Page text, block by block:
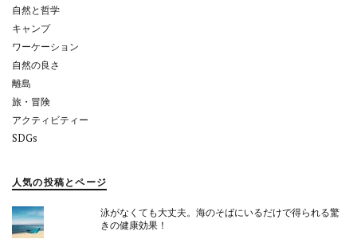
自然と哲学
キャンプ
ワーケーション
自然の良さ
離島
旅・冒険
アクティビティー
SDGs
人気の投稿とページ
泳がなくても大丈夫。海のそばにいるだけで得られる驚
きの健康効果！